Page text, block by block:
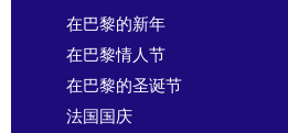
在巴黎的新年
在巴黎情人节
在巴黎的圣诞节
法国国庆